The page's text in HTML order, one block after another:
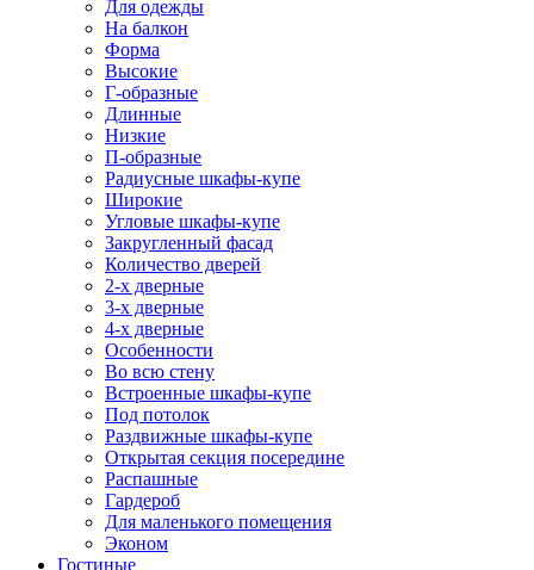
Для одежды
На балкон
Форма
Высокие
Г-образные
Длинные
Низкие
П-образные
Радиусные шкафы-купе
Широкие
Угловые шкафы-купе
Закругленный фасад
Количество дверей
2-х дверные
3-х дверные
4-х дверные
Особенности
Во всю стену
Встроенные шкафы-купе
Под потолок
Раздвижные шкафы-купе
Открытая секция посередине
Распашные
Гардероб
Для маленького помещения
Эконом
Гостиные